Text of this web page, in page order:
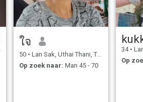
ใจ
50 • Lan Sak, Uthai Thani, Thailand
Op zoek naar: Man 45 - 70
34 •
Op